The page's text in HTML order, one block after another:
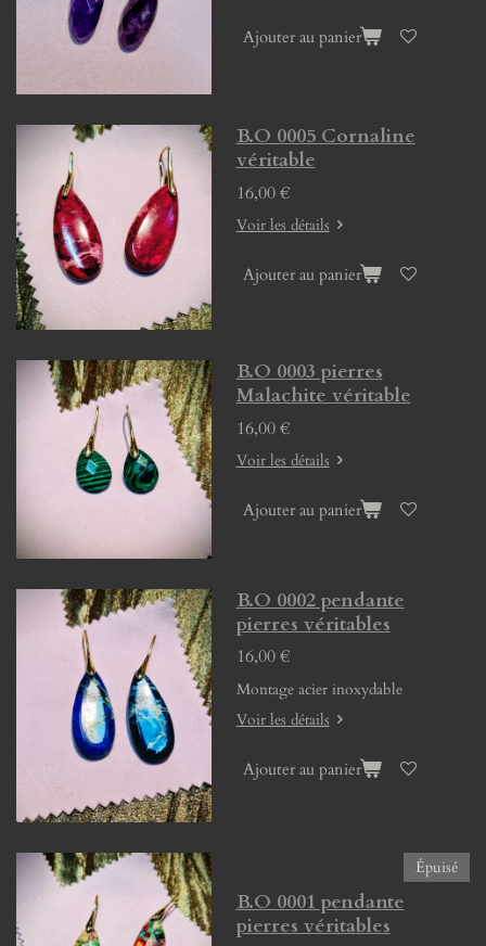
Ajouter au panier
B.O 0005 Cornaline
véritable
16,00 €
Voir les détails
Ajouter au panier
B.O 0003 pierres
Malachite véritable
16,00 €
Voir les détails
Ajouter au panier
B.O 0002 pendante
pierres véritables
16,00 €
Montage acier inoxydable
Voir les détails
Ajouter au panier
Épuisé
B.O 0001 pendante
pierres véritables